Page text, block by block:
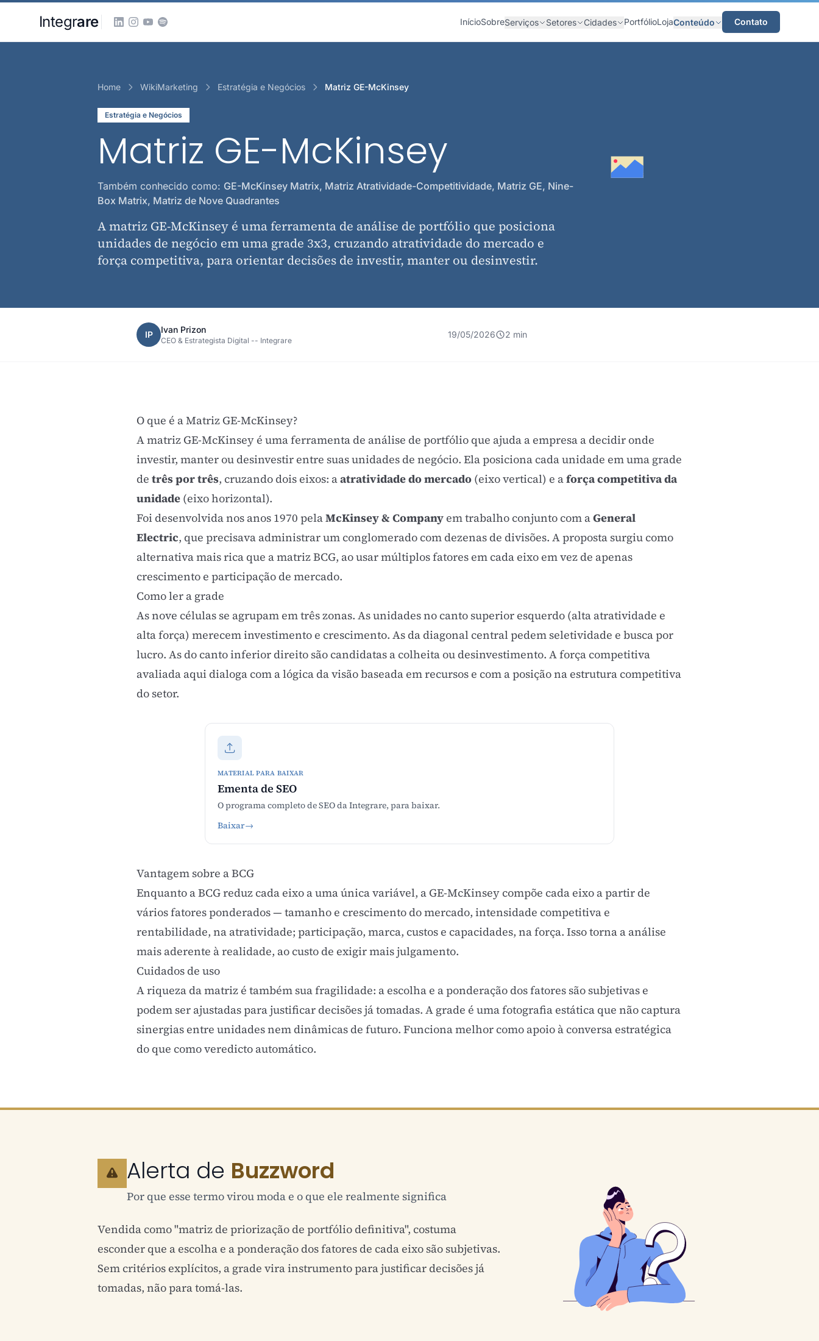
Integrare InícioSobreServiços Setores Cidades PortfólioLojaConteúdo Contato
Home WikiMarketing Estratégia e Negócios Matriz GE-McKinsey
Estratégia e Negócios
Matriz GE-McKinsey
Também conhecido como: GE-McKinsey Matrix, Matriz Atratividade-Competitividade, Matriz GE, Nine-
Box Matrix, Matriz de Nove Quadrantes
A matriz GE-McKinsey é uma ferramenta de análise de portfólio que posiciona
unidades de negócio em uma grade 3x3, cruzando atratividade do mercado e
força competitiva, para orientar decisões de investir, manter ou desinvestir.
IP Ivan Prizon
CEO & Estrategista Digital -- Integrare
19/05/2026 2 min
O que é a Matriz GE-McKinsey?
A matriz GE-McKinsey é uma ferramenta de análise de portfólio que ajuda a empresa a decidir onde
investir, manter ou desinvestir entre suas unidades de negócio. Ela posiciona cada unidade em uma grade
de três por três, cruzando dois eixos: aatratividade do mercado (eixo vertical) e aforça competitiva da
unidade (eixo horizontal).
Foi desenvolvida nos anos 1970 pelaMcKinsey & Companyem trabalho conjunto com aGeneral
Electric, que precisava administrar um conglomerado com dezenas de divisões. A proposta surgiu como
alternativa mais rica que amatriz BCG, ao usar múltiplos fatores em cada eixo em vez de apenas
crescimento e participação de mercado.
Como ler a grade
As nove células se agrupam em três zonas. As unidades no canto superior esquerdo (alta atratividade e
alta força) merecem investimento e crescimento. As da diagonal central pedem seletividade e busca por
lucro. As do canto inferior direito são candidatas a colheita ou desinvestimento. A força competitiva
avaliada aqui dialoga com a lógica davisão baseada em recursose com a posição naestrutura competitiva
do setor.
MATERIAL PARA BAIXAR
Ementa de SEO
O programa completo de SEO da Integrare, para baixar.
Baixar→
Vantagem sobre a BCG
Enquanto a BCG reduz cada eixo a uma única variável, a GE-McKinsey compõe cada eixo a partir de
vários fatores ponderados — tamanho e crescimento do mercado, intensidade competitiva e
rentabilidade, na atratividade; participação, marca, custos e capacidades, na força. Isso torna a análise
mais aderente à realidade, ao custo de exigir mais julgamento.
Cuidados de uso
A riqueza da matriz é também sua fragilidade: a escolha e a ponderação dos fatores são subjetivas e
podem ser ajustadas para justificar decisões já tomadas. A grade é uma fotografia estática que não captura
sinergias entre unidades nem dinâmicas de futuro. Funciona melhor como apoio à conversa estratégica
do que como veredicto automático.
Alerta de Buzzword
Por que esse termo virou moda e o que ele realmente significa
Vendida como "matriz de priorização de portfólio definitiva", costuma
esconder que a escolha e a ponderação dos fatores de cada eixo são subjetivas.
Sem critérios explícitos, a grade vira instrumento para justificar decisões já
tomadas, não para tomá-las.